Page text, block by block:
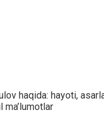
haqida: hayoti,